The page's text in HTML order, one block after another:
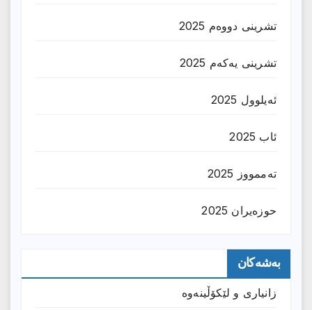
تشرینی دووەم 2025
تشرینی یەکەم 2025
ئەیلوول 2025
ئاب 2025
تەممووز 2025
حوزه‌یران 2025
بەشەکان
زانیارى و لێکۆڵینەوە